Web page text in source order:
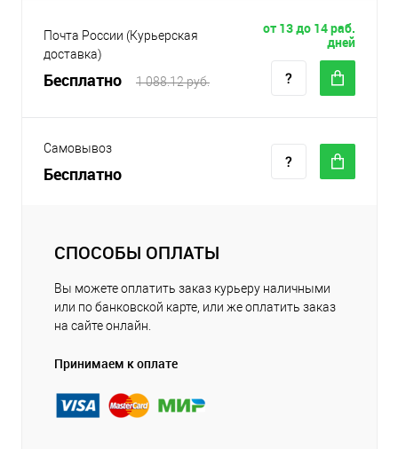
Почта России (Курьерская
доставка)
Бесплатно 1 088.12 руб.
от 13 до 14 раб.
дней
Самовывоз
Бесплатно
СПОСОБЫ ОПЛАТЫ
Вы можете оплатить заказ курьеру наличными
или по банковской карте, или же оплатить заказ
на сайте онлайн.
Принимаем к оплате